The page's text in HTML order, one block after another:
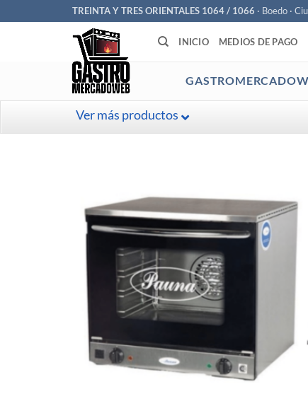
al
TREINTA Y TRES ORIENTALES 1064 / 1066 · Boedo ·
INICIO MEDIOS DE PAGO
Ver más productos